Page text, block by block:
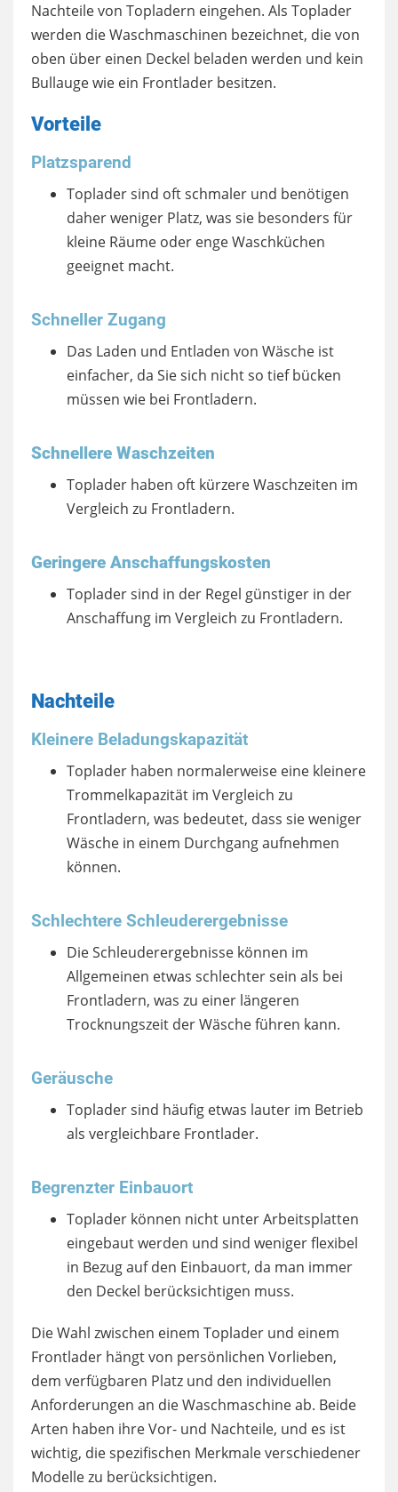
Nachteile von Topladern eingehen. Als Toplader
werden die Waschmaschinen bezeichnet, die von
oben über einen Deckel beladen werden und kein
Bullauge wie ein Frontlader besitzen.
Vorteile
Platzsparend
Toplader sind oft schmaler und benötigen
daher weniger Platz, was sie besonders für
kleine Räume oder enge Waschküchen
geeignet macht.
Schneller Zugang
Das Laden und Entladen von Wäsche ist
einfacher, da Sie sich nicht so tief bücken
müssen wie bei Frontladern.
Schnellere Waschzeiten
Toplader haben oft kürzere Waschzeiten im
Vergleich zu Frontladern.
Geringere Anschaffungskosten
Toplader sind in der Regel günstiger in der
Anschaffung im Vergleich zu Frontladern.
Nachteile
Kleinere Beladungskapazität
Toplader haben normalerweise eine kleinere
Trommelkapazität im Vergleich zu
Frontladern, was bedeutet, dass sie weniger
Wäsche in einem Durchgang aufnehmen
können.
Schlechtere Schleuderergebnisse
Die Schleuderergebnisse können im
Allgemeinen etwas schlechter sein als bei
Frontladern, was zu einer längeren
Trocknungszeit der Wäsche führen kann.
Geräusche
Toplader sind häufig etwas lauter im Betrieb
als vergleichbare Frontlader.
Begrenzter Einbauort
Toplader können nicht unter Arbeitsplatten
eingebaut werden und sind weniger flexibel
in Bezug auf den Einbauort, da man immer
den Deckel berücksichtigen muss.
Die Wahl zwischen einem Toplader und einem
Frontlader hängt von persönlichen Vorlieben,
dem verfügbaren Platz und den individuellen
Anforderungen an die Waschmaschine ab. Beide
Arten haben ihre Vor- und Nachteile, und es ist
wichtig, die spezifischen Merkmale verschiedener
Modelle zu berücksichtigen.